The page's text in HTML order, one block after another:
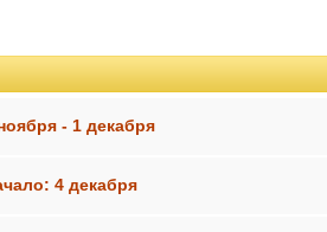
- 1 декабря
4 декабря